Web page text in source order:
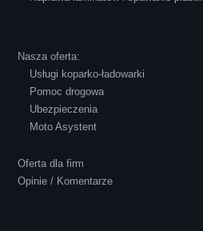
Polecam S-Car.pl, szybka i
Nasza oferta:
Usługi koparko-ładowarki
Pomoc drogowa
Ubezpieczenia
Moto Asystent
Oferta dla firm
Opinie / Komentarze